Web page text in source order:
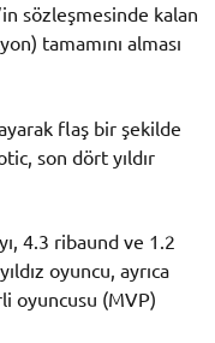
sözleşmesinde kalan
tamamını alması
flaş bir şekilde
son dört yıldır
4.3 ribaund ve 1.2
oyuncu, ayrıca
oyuncusu (MVP)